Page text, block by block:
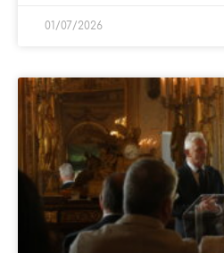
01/07/2026